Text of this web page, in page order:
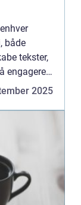
både
tekster,
engagerer
2025